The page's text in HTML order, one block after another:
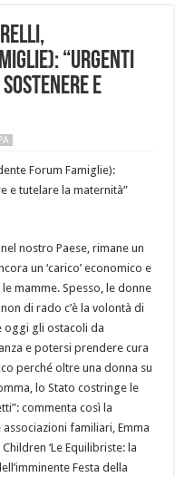
“Urgenti
e
Forum Famiglie):
e tutelare la maternità”
nostro Paese, rimane un
un ‘carico’ economico e
mamme. Spesso, le donne
di rado c’è la volontà di
oggi gli ostacoli da
e potersi prendere cura
perché oltre una donna su
lo Stato costringe le
commenta così la
familiari, Emma
‘Le Equilibriste: la
Festa della